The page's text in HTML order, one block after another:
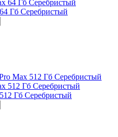
Гб Серебристый
Гб Серебристый